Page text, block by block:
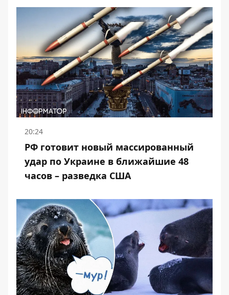
20:24
РФ готовит новый массированный
удар по Украине в ближайшие 48
часов – разведка США